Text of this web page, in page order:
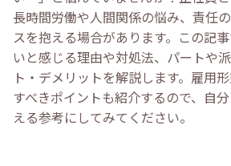
長時間労働や人間関係の悩み、責任
スを抱える場合があります。この記
いと感じる理由や対処法、パートや
ト・デメリットを解説します。雇用形
すべきポイントも紹介するので、自
える参考にしてみてください。